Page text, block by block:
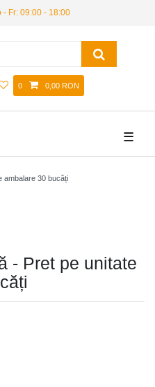
Fr: 09:00 - 18:00
0 0,00 RON
☰
ambalare 30 bucăți
- Pret pe unitate